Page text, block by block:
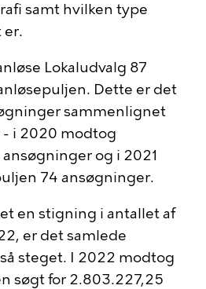
samt hvilken type
er.
Lokaludvalg 87
Dette er det
sammenlignet
- i 2020 modtog
og i 2021
74 ansøgninger.
en stigning i antallet af
er det samlede
steget. I 2022 modtog
søgt for 2.803.227,25